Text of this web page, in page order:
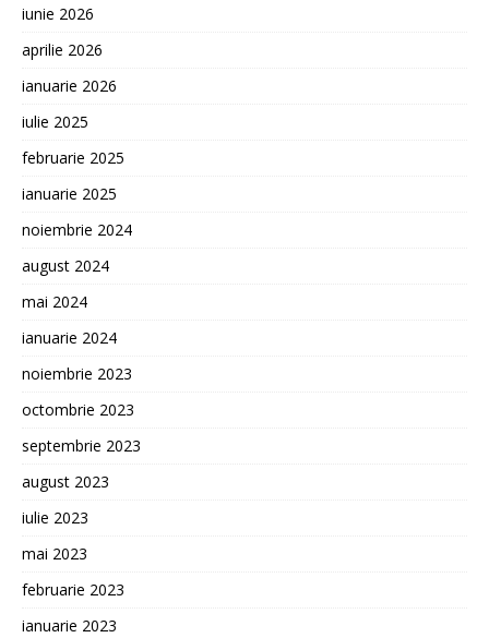
iunie 2026
aprilie 2026
ianuarie 2026
iulie 2025
februarie 2025
ianuarie 2025
noiembrie 2024
august 2024
mai 2024
ianuarie 2024
noiembrie 2023
octombrie 2023
septembrie 2023
august 2023
iulie 2023
mai 2023
februarie 2023
ianuarie 2023